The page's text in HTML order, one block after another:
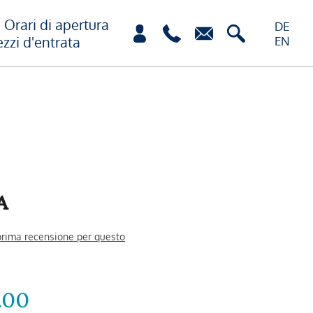
DE
EN
Orari di apertura
d'entrata
recensione per questo